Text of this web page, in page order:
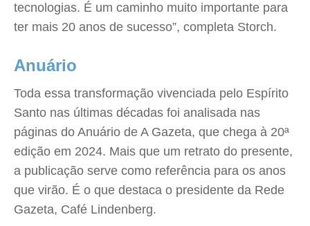
tecnologias. É um caminho muito importante para
ter mais 20 anos de sucesso”, completa Storch.
Anuário
Toda essa transformação vivenciada pelo Espírito
Santo nas últimas décadas foi analisada nas
páginas do Anuário de A Gazeta, que chega à 20ª
edição em 2024. Mais que um retrato do presente,
a publicação serve como referência para os anos
que virão. É o que destaca o presidente da Rede
Gazeta, Café Lindenberg.